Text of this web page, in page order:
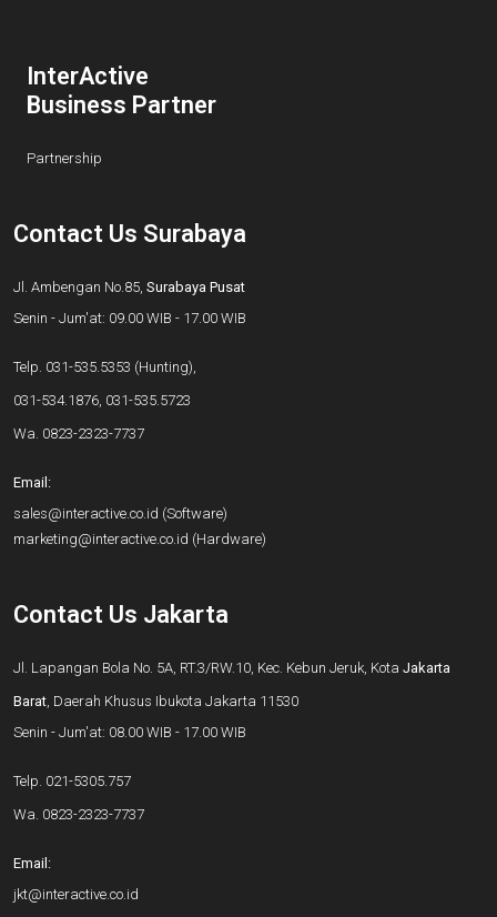
InterActive
Business Partner
Partnership
Contact Us Surabaya
Jl. Ambengan No.85, Surabaya Pusat
Senin - Jum'at: 09.00 WIB - 17.00 WIB
Telp. 031-535.5353 (Hunting),
031-534.1876, 031-535.5723
Wa. 0823-2323-7737
Email:
sales@interactive.co.id (Software)
marketing@interactive.co.id (Hardware)
Contact Us Jakarta
Jl. Lapangan Bola No. 5A, RT.3/RW.10, Kec. Kebun Jeruk, Kota Jakarta
Barat, Daerah Khusus Ibukota Jakarta 11530
Senin - Jum'at: 08.00 WIB - 17.00 WIB
Telp. 021-5305.757
Wa. 0823-2323-7737
Email:
jkt@interactive.co.id